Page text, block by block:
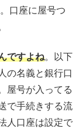
口座に屋号つ
ですよね。以下
の名義と銀行口
屋号が入ってる
で手続きする流
人口座は設定で